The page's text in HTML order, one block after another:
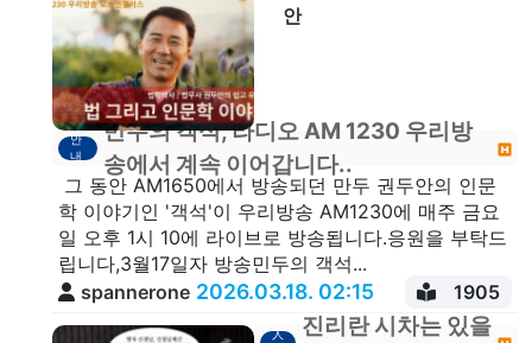
안
안
내
만두의 객석, 라디오 AM 1230 우리방
송에서 계속 이어갑니다..
그 동안 AM1650에서 방송되던 만두 권두안의 인문
학 이야기인 '객석'이 우리방송 AM1230에 매주 금요
일 오후 1시 10에 라이브로 방송됩니다.응원을 부탁드
립니다,3월17일자 방송민두의 객석...
spannerone 2026.03.18. 02:15 1905
人
진리란 시차는 있을